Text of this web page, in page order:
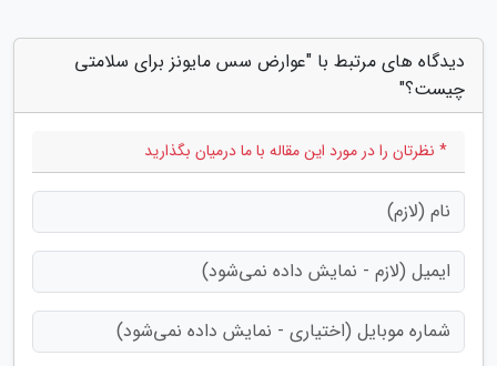
دیدگاه های مرتبط با "عوارض سس مایونز برای سلامتی
چیست؟"
* نظرتان را در مورد این مقاله با ما درمیان بگذارید